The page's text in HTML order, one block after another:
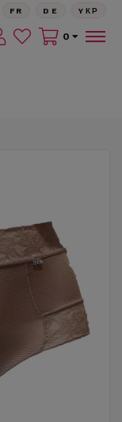
FR DE YКР
0